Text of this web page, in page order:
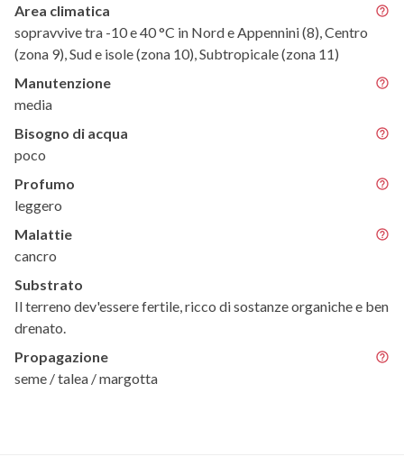
Area climatica
sopravvive tra -10 e 40 °C in Nord e Appennini (8), Centro
(zona 9), Sud e isole (zona 10), Subtropicale (zona 11)
Manutenzione
media
Bisogno di acqua
poco
Profumo
leggero
Malattie
cancro
Substrato
Il terreno dev'essere fertile, ricco di sostanze organiche e ben
drenato.
Propagazione
seme / talea / margotta